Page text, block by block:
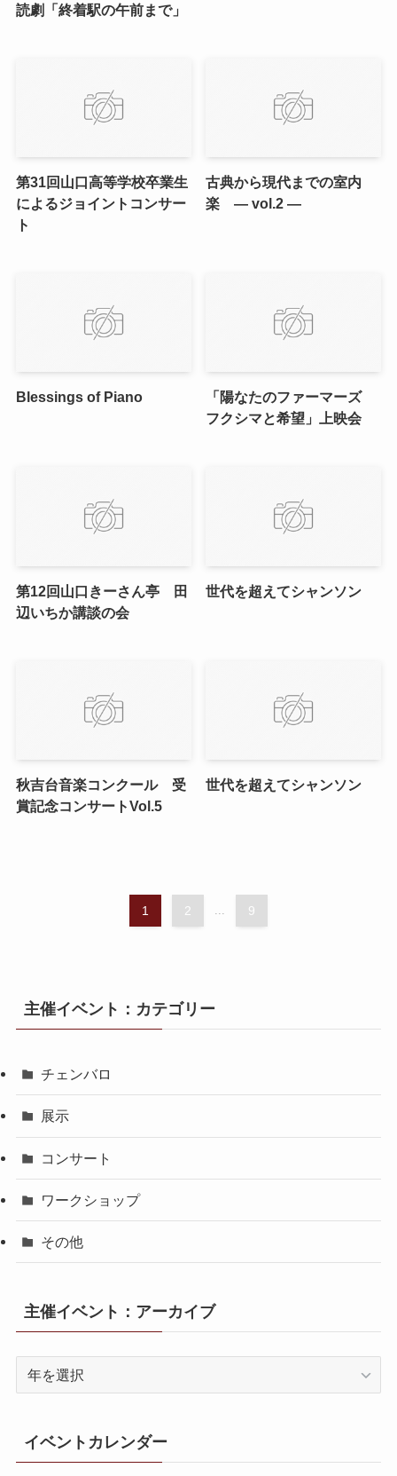
読劇「終着駅の午前まで」
第31回山口高等学校卒業生
によるジョイントコンサー
ト
古典から現代までの室内
楽 ― vol.2 ―
Blessings of Piano
「陽なたのファーマーズ
フクシマと希望」上映会
第12回山口きーさん亭 田
辺いちか講談の会
世代を超えてシャンソン
秋吉台音楽コンクール 受
賞記念コンサートVol.5
世代を超えてシャンソン
1 2 9
主催イベント：カテゴリー
チェンバロ
展示
コンサート
ワークショップ
その他
主催イベント：アーカイブ
イベントカレンダー